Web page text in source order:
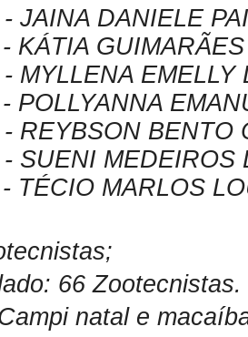
JAINA DANIELE
KÁTIA
MYLLENA EMELLY
POLLYANNA
REYBSON BENTO
SUENI MEDEIROS
TÉCIO MARLOS
66 Zootecnistas.
natal e